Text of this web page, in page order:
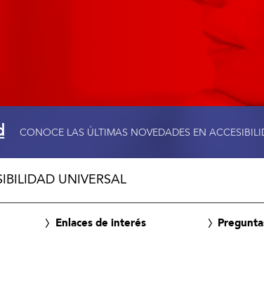
CONOCE LAS ÚLTIMAS NOVEDADES EN
UNIVERSAL
Enlaces de interés